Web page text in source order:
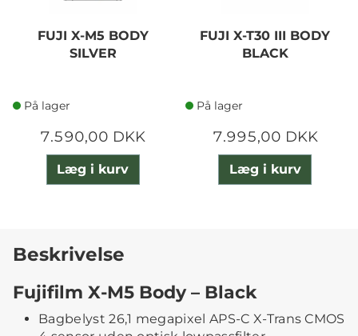
FUJI X-M5 BODY
SILVER
På lager
7.590,00 DKK
Læg i kurv
FUJI X-T30 III BODY
BLACK
På lager
7.995,00 DKK
Læg i kurv
Beskrivelse
Fujifilm X-M5 Body – Black
Bagbelyst 26,1 megapixel APS-C X-Trans CMOS